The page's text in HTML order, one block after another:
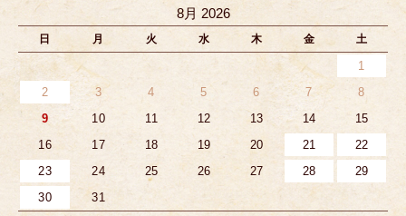
8月 2026
日 月 火 水 木 金 土
1
2
3 4 5 6 7
8
9
10 11 12 13 14
15
16
17 18 19 20 21
22
23
24 25 26 27 28
29
30
31